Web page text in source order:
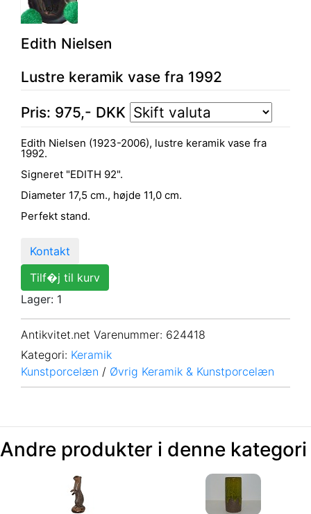
Edith Nielsen
Lustre keramik vase fra 1992
Pris: 975,- DKK
Edith Nielsen (1923-2006), lustre keramik vase fra
1992.
Signeret "EDITH 92".
Diameter 17,5 cm., højde 11,0 cm.
Perfekt stand.
Kontakt
Tilf�j til kurv
Lager: 1
Antikvitet.net Varenummer: 624418
Kategori: Keramik
Kunstporcelæn / Øvrig Keramik & Kunstporcelæn
Andre produkter i denne kategori